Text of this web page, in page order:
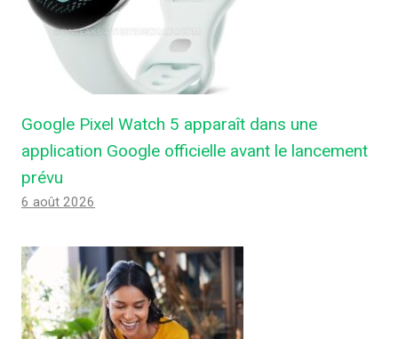
Google Pixel Watch 5 apparaît dans une
application Google officielle avant le lancement
prévu
6 août 2026